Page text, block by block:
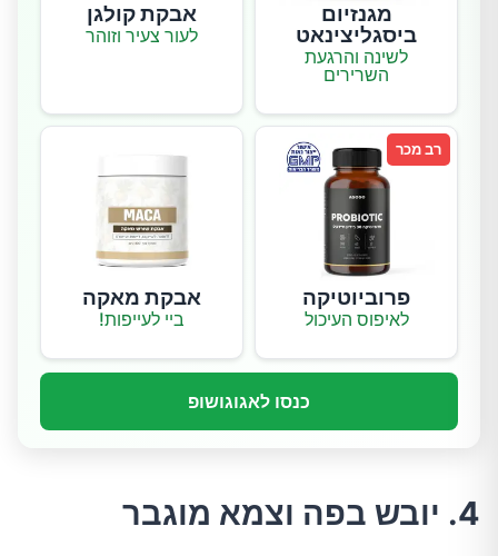
מגנזיום
ביסגליצינאט
לשינה והרגעת
השרירים
אבקת קולגן
לעור צעיר וזוהר
רב מכר
פרוביוטיקה
לאיפוס העיכול
אבקת מאקה
ביי לעייפות!
כנסו לאגוגושופ
4. יובש בפה וצמא מוגבר